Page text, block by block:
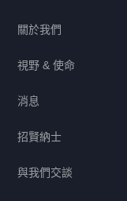
關於我們
視野 & 使命
消息
招賢納士
與我們交談